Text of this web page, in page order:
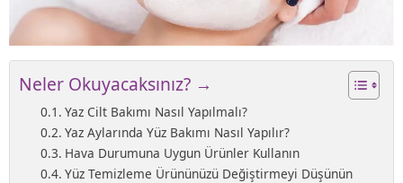
Neler Okuyacaksınız? →
Yaz Cilt Bakımı Nasıl Yapılmalı?
Yaz Aylarında Yüz Bakımı Nasıl Yapılır?
Hava Durumuna Uygun Ürünler Kullanın
Yüz Temizleme Ürününüzü Değiştirmeyi Düşünün